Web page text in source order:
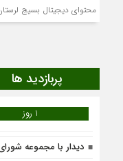
محتوای دیجیتال بسیج
پربازدید ها
1 روز
دیدار با مجموعه